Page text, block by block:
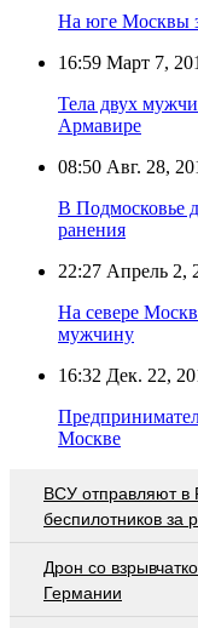
На юге Москвы
16:59 Март 7,
Тела двух
Армавире
08:50 Авг. 28,
В Подмосковье
ранения
22:27 Апрель 2,
На севере
мужчину
16:32 Дек. 22,
Москве
ВСУ отправляют в
беспилотников за
Дрон со
Германии